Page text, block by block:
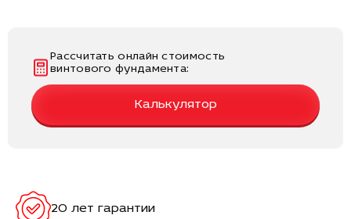
Рассчитать онлайн стоимость
винтового фундамента:
Калькулятор
20 лет гарантии